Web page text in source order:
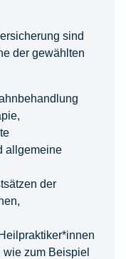
sind
der gewählten
allgemeine
der
wie zum Beispiel